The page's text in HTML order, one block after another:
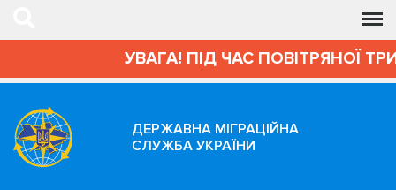
УВАГА! ПІД ЧАС ПОВІТРЯНОЇ
ДЕРЖАВНА МІГРАЦІЙНА
СЛУЖБА УКРАЇНИ